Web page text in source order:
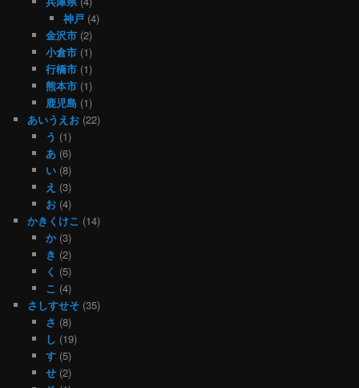
神戸 (4)
金沢市(2)
小倉市(1)
行橋市(1)
熊本市(1)
鹿児島 (1)
あいうえお (22)
う (1)
あ(6)
い(8)
え (3)
お(4)
かきくけこ (14)
か(3)
き (2)
く (5)
こ (4)
さしすせそ (35)
さ (8)
し (19)
す(5)
せ(2)